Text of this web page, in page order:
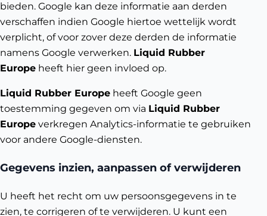
bieden. Google kan deze informatie aan derden
verschaffen indien Google hiertoe wettelijk wordt
verplicht, of voor zover deze derden de informatie
namens Google verwerken. Liquid Rubber
Europe heeft hier geen invloed op.
Liquid Rubber Europe heeft Google geen
toestemming gegeven om via Liquid Rubber
Europe verkregen Analytics-informatie te gebruiken
voor andere Google-diensten.
Gegevens inzien, aanpassen of verwijderen
U heeft het recht om uw persoonsgegevens in te
zien, te corrigeren of te verwijderen. U kunt een